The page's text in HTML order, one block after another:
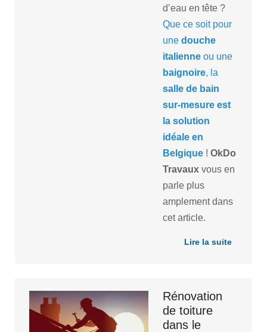
d’eau en tête ?
Que ce soit pour
une douche
italienne ou une
baignoire, la
salle de bain
sur-mesure est
la solution
idéale en
Belgique ! OkDo
Travaux vous en
parle plus
amplement dans
cet article.
Lire la suite
Rénovation
de toiture
dans le